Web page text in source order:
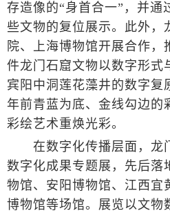
存造像的“身首合一”，并通
些文物的复位展示。此外，
院、上海博物馆开展合作，
件龙门石窟文物以数字形式
宾阳中洞莲花藻井的数字复
年前青蓝为底、金线勾边的
彩绘艺术重焕光彩。
在数字化传播层面，龙
数字化成果专题展，先后落
物馆、安阳博物馆、江西宜
博物馆等场馆。展览以文物